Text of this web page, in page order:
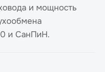
и мощность
и СанПиН.